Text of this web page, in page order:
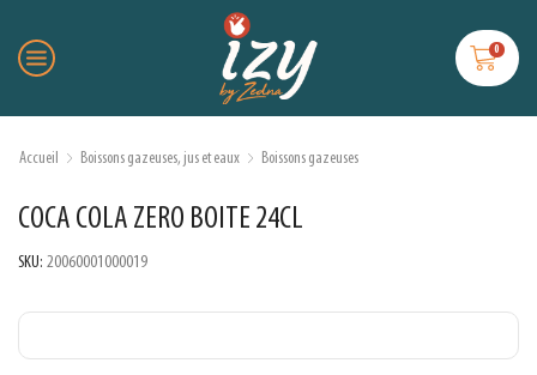
0
Accueil Boissons gazeuses, jus et eaux Boissons gazeuses
COCA COLA ZERO BOITE 24CL
SKU: 20060001000019